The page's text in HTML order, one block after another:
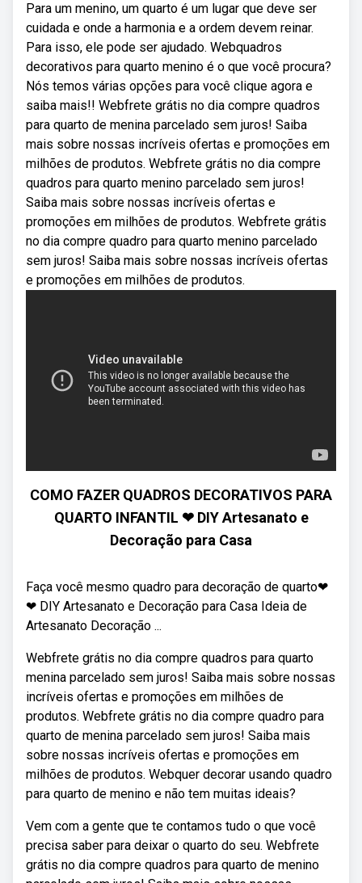
Para um menino, um quarto é um lugar que deve ser
cuidada e onde a harmonia e a ordem devem reinar.
Para isso, ele pode ser ajudado. Webquadros
decorativos para quarto menino é o que você procura?
Nós temos várias opções para você clique agora e
saiba mais!! Webfrete grátis no dia compre quadros
para quarto de menina parcelado sem juros! Saiba
mais sobre nossas incríveis ofertas e promoções em
milhões de produtos. Webfrete grátis no dia compre
quadros para quarto menino parcelado sem juros!
Saiba mais sobre nossas incríveis ofertas e
promoções em milhões de produtos. Webfrete grátis
no dia compre quadro para quarto menino parcelado
sem juros! Saiba mais sobre nossas incríveis ofertas
e promoções em milhões de produtos.
COMO FAZER QUADROS DECORATIVOS PARA
QUARTO INFANTIL ❤ DIY Artesanato e
Decoração para Casa
Faça você mesmo quadro para decoração de quarto❤
❤ DIY Artesanato e Decoração para Casa Ideia de
Artesanato Decoração ...
Webfrete grátis no dia compre quadros para quarto
menina parcelado sem juros! Saiba mais sobre nossas
incríveis ofertas e promoções em milhões de
produtos. Webfrete grátis no dia compre quadro para
quarto de menina parcelado sem juros! Saiba mais
sobre nossas incríveis ofertas e promoções em
milhões de produtos. Webquer decorar usando quadro
para quarto de menino e não tem muitas ideais?
Vem com a gente que te contamos tudo o que você
precisa saber para deixar o quarto do seu. Webfrete
grátis no dia compre quadros para quarto de menino